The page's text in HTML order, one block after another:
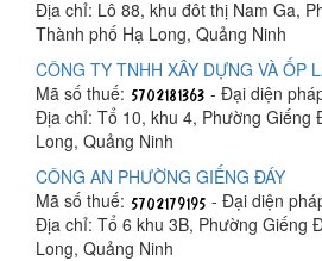
Địa chỉ: Lô 88, khu đôt thị Nam Ga,
Thành phố Hạ Long, Quảng Ninh
CÔNG TY TNHH XÂY DỰNG VÀ ỐP
Mã số thuế:
- Đại diện
Địa chỉ: Tổ 10, khu 4, Phường Giếng
Long, Quảng Ninh
CÔNG AN PHƯỜNG GIẾNG ĐÁY
Mã số thuế:
- Đại diện
Địa chỉ: Tổ 6 khu 3B, Phường Giếng
Long, Quảng Ninh